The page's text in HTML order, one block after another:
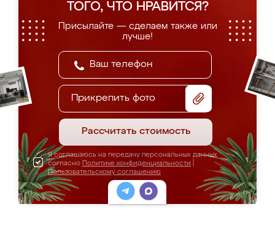
ТОГО, ЧТО НРАВИТСЯ?
Присылайте — сделаем также или
лучше!
Прикрепить фото
Рассчитать стоимость
Я соглашаюсь на передачу персональных данных
согласно Политике конфиденциальности
Пользовательскому соглашению